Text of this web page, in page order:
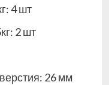
4 шт
2 шт
26 мм